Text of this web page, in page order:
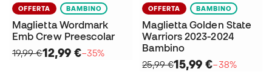
OFFERTA BAMBINO
Maglietta Wordmark
Emb Crew Preescolar
19,99 €12,99 €−35%
OFFERTA BAMBINO
Maglietta Golden State
Warriors 2023-2024
Bambino
25,99 €15,99 €−38%